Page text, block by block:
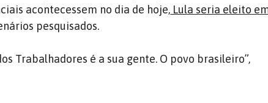
acontecessem no dia de hoje, Lula seria eleito
pesquisados.
Trabalhadores é a sua gente. O povo brasileiro”,